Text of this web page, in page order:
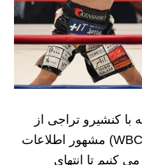
با کنشیرو تراجی از
(WBC) مشهور اطلاعات
کنیم تا انتهای